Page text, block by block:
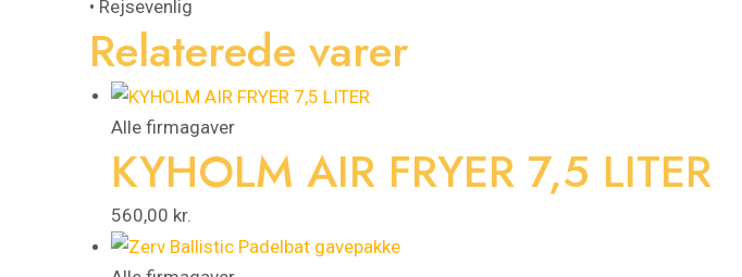
• Rejsevenlig
Relaterede varer
Alle firmagaver
KYHOLM AIR FRYER 7,5 LITER
560,00 kr.